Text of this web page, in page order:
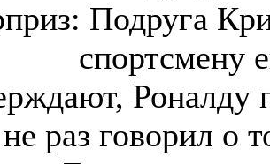
Роналду
раз говорил о